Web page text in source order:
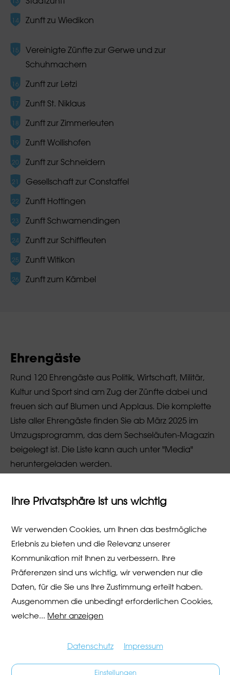
Zunft zu Wiedikon
Vereinigte Zünfte zur Gerwe und zur
Schuhmachern
Zunft zur Letzi
Zunft St. Niklaus
Zunft zur Zimmerleuten
Zunft Wollishofen
Zunft zur Schneidern
Gesellschaft zur Constaffel
Zunft Hottingen
Zunft Schwamendingen
Zunft zur Schiffleuten
Zunft Witikon
Zunft zum Kämbel
Ehrengäste
Rund 120 Ehrengäste aus Politik, Wirtschaft, Militär,
Kultur und Sport sind am Zug der Zünfte dabei und
freuen sich auf Blumen und Applaus. Die komplette
Liste aller Ehrengäste finden Sie ab März 2025 im
Umzugsprogramm, das dem Sechseläuten-Magazin
beigelegt ist. Die Liste kann auch unter "Media"
heruntergeladen werden.
Programm Lindenhof
Kanton Zug: Ausstellung und Shop, Unterhaltung und
Verpflegung, Zuger Spezialitäten
, z.B. Chriesiwurst,
Walchwiler Bergkäse, Kirschtorte, Baarer Bier, Etter
Kirsch etc.
Ausstellung "Kirschen, Krypto & Klischees"
Details siehe unter Freitag
Ihre Privatsphäre ist uns wichtig
Wir verwenden Cookies, um Ihnen das bestmögliche
Erlebnis zu bieten und die Relevanz unserer
Kommunikation mit Ihnen zu verbessern. Ihre
Präferenzen sind uns wichtig, wir verwenden nur die
Daten, für die Sie uns Ihre Zustimmung erteilt haben.
Ausgenommen die unbedingt erforderlichen Cookies,
welche... Mehr anzeigen
Datenschutz Impressum
Einstellungen